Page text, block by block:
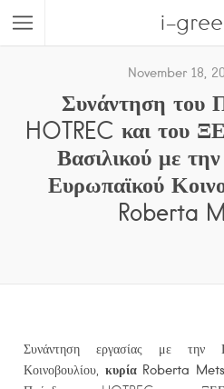
i-
November 18,
Συνάντηση του
HOTREC και του
Βασιλικού με
Ευρωπαϊκού
Roberta
Συνάντηση εργασίας με την
Κοινοβουλίου, κυρία Roberta